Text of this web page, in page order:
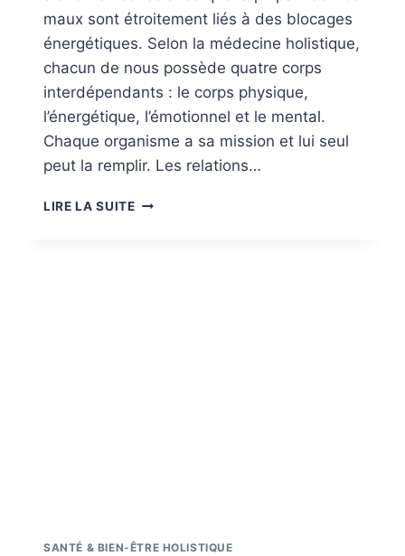
maux sont étroitement liés à des blocages
énergétiques. Selon la médecine holistique,
chacun de nous possède quatre corps
interdépendants : le corps physique,
l’énergétique, l’émotionnel et le mental.
Chaque organisme a sa mission et lui seul
peut la remplir. Les relations…
LIRE LA SUITEBLOCAGES
SANTÉ & BIEN-ÊTRE HOLISTIQUE